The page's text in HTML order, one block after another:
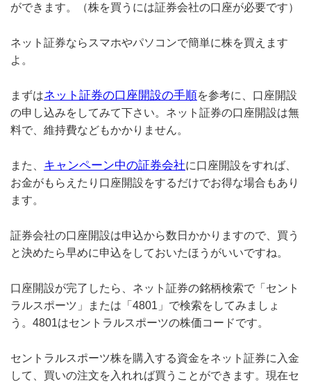
ができます。（株を買うには証券会社の口座が必要です）
ネット証券ならスマホやパソコンで簡単に株を買えます
よ。
まずはネット証券の口座開設の手順を参考に、口座開設
の申し込みをしてみて下さい。ネット証券の口座開設は無
料で、維持費などもかかりません。
また、 キャンペーン中の証券会社に口座開設をすれば、
お金がもらえたり口座開設をするだけでお得な場合もあり
ます。
証券会社の口座開設は申込から数日かかりますので、買う
と決めたら早めに申込をしておいたほうがいいですね。
口座開設が完了したら、ネット証券の銘柄検索で「セント
ラルスポーツ」または「4801」で検索をしてみましょ
う。4801はセントラルスポーツの株価コードです。
セントラルスポーツ株を購入する資金をネット証券に入金
して、買いの注文を入れれば買うことができます。現在セ